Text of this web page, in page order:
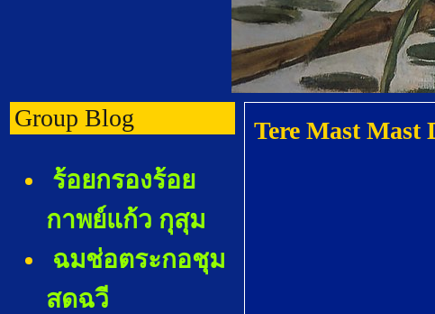
Group Blog
ร้อยกรองร้อ
กาพย์แก้ว กุสุม
ฉมช่อตระกอชุม
สดฉวี
Tere Mast Mast